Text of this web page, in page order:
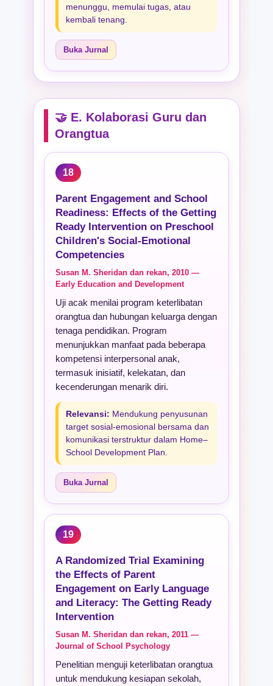
menunggu, memulai tugas, atau
kembali tenang.
Buka Jurnal
🤝 E. Kolaborasi Guru dan
Orangtua
18
Parent Engagement and School
Readiness: Effects of the Getting
Ready Intervention on Preschool
Children's Social-Emotional
Competencies
Susan M. Sheridan dan rekan, 2010 —
Early Education and Development
Uji acak menilai program keterlibatan
orangtua dan hubungan keluarga dengan
tenaga pendidikan. Program
menunjukkan manfaat pada beberapa
kompetensi interpersonal anak,
termasuk inisiatif, kelekatan, dan
kecenderungan menarik diri.
Relevansi: Mendukung penyusunan
target sosial-emosional bersama dan
komunikasi terstruktur dalam Home–
School Development Plan.
Buka Jurnal
19
A Randomized Trial Examining
the Effects of Parent
Engagement on Early Language
and Literacy: The Getting Ready
Intervention
Susan M. Sheridan dan rekan, 2011 —
Journal of School Psychology
Penelitian menguji keterlibatan orangtua
untuk mendukung kesiapan sekolah,